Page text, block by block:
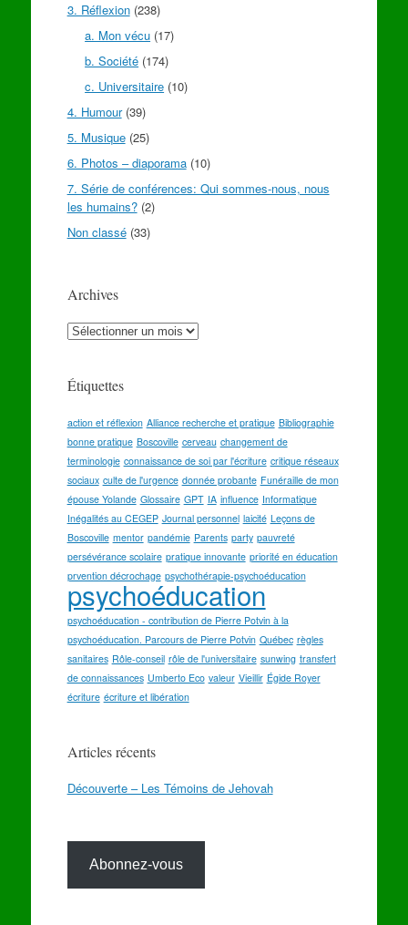
3. Réflexion(238)
a. Mon vécu (17)
b. Société (174)
c. Universitaire (10)
4. Humour(39)
5. Musique(25)
6. Photos – diaporama(10)
7. Série de conférences: Qui sommes-nous, nous
les humains?(2)
Non classé(33)
Archives
Archives
Étiquettes
action et réflexion Alliance recherche et pratique Bibliographie
bonne pratique Boscoville cerveau changement de
terminologie connaissance de soi par l'écriture critique réseaux
sociaux culte de l'urgence donnée probante Funéraille de mon
épouse Yolande Glossaire GPT IA influence Informatique
Inégalités au CEGEP Journal personnel laicité Leçons de
Boscoville mentor pandémie Parents party pauvreté
persévérance scolaire pratique innovante priorité en éducation
prvention décrochage psychothérapie-psychoéducation
psychoéducation
psychoéducation - contribution de Pierre Potvin à la
psychoéducation. Parcours de Pierre Potvin Québec règles
sanitaires Rôle-conseil rôle de l'universitaire sunwing transfert
de connaissances Umberto Eco valeur Vieillir Égide Royer
écriture écriture et libération
Articles récents
Découverte – Les Témoins de Jehovah
Abonnez-vous